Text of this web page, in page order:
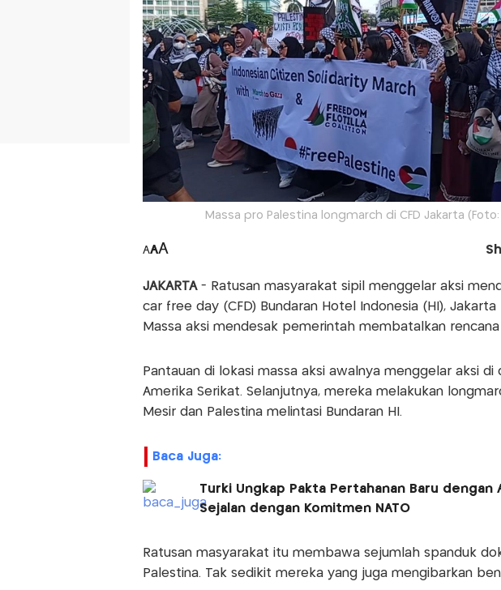
Massa pro Palestina longmarch di CFD Jakarta
AAA
JAKARTA- Ratusan masyarakat sipil menggelar aksi
car free day (CFD) Bundaran Hotel Indonesia (HI), Jakarta
Massa aksi mendesak pemerintah membatalkan
Pantauan di lokasi massa aksi awalnya menggelar aksi di
Amerika Serikat. Selanjutnya, mereka melakukan
Mesir dan Palestina melintasi Bundaran HI.
Baca Juga:
Turki Ungkap Pakta Pertahanan Baru dengan
Sejalan dengan Komitmen NATO
Ratusan masyarakat itu membawa sejumlah spanduk
Palestina. Tak sedikit mereka yang juga mengibarkan